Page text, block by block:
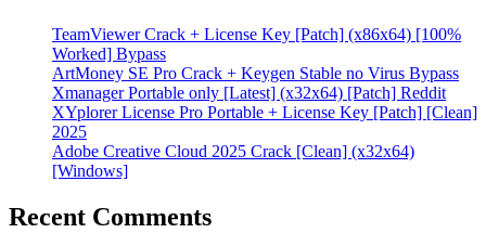
TeamViewer Crack + License Key [Patch] (x86x64) [100%
Worked] Bypass
ArtMoney SE Pro Crack + Keygen Stable no Virus Bypass
Xmanager Portable only [Latest] (x32x64) [Patch] Reddit
XYplorer License Pro Portable + License Key [Patch] [Clean]
2025
Adobe Creative Cloud 2025 Crack [Clean] (x32x64)
[Windows]
Recent Comments